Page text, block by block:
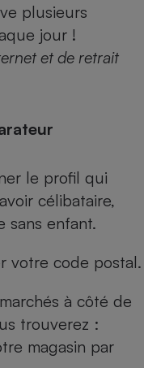
plusieurs
jour !
et de retrait
le profil qui
célibataire,
sans enfant.
votre code postal.
à côté de
trouverez :
magasin par